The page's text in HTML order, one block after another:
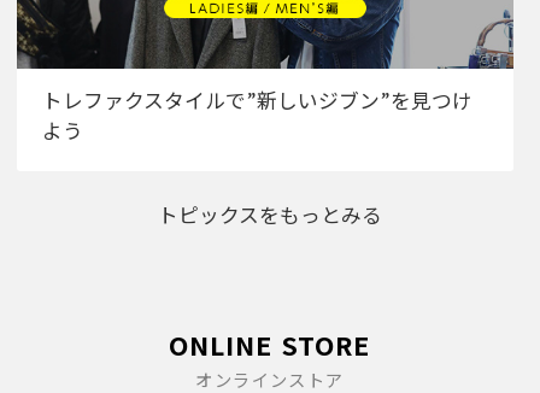
トレファクスタイルで”新しいジブン”を見つけ
よう
トピックスをもっとみる
ONLINE STORE
オンラインストア